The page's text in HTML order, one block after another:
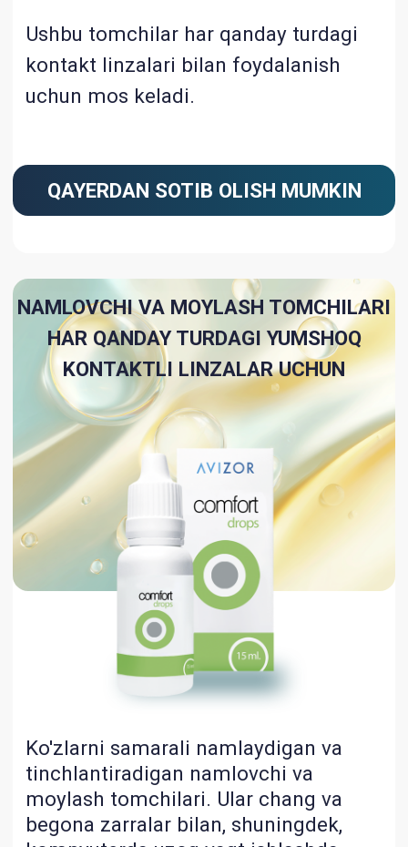
Poligeksanid 0,0002%
Buferlangan izotonik steril
Tarkibida ko'z yoshi suyuqligi bilan
bir xil namlovchi
Har qanday turdagi kontakt
linzalari bilan foydalanish mumkin
Inson ko'z yoshlari tarkibi bilan
o'xshashligi tufayli ko'z sirtining
quruqligini oldini olishga yordam
beradi.
Ko'zlarni samarali namlaydigan va
tinchlantiradigan namlovchi va
moylash tomchilari. Ular chang va
begona zarralar bilan, shuningdek,
kompyuterda uzoq vaqt ishlashda
yordam beradi..
Ro'yxatdan o'tish guvohnomasi
NAMLOVCHI VA MOYLASH TOMCHILARI
HAR QANDAY TURDAGI YUMSHOQ